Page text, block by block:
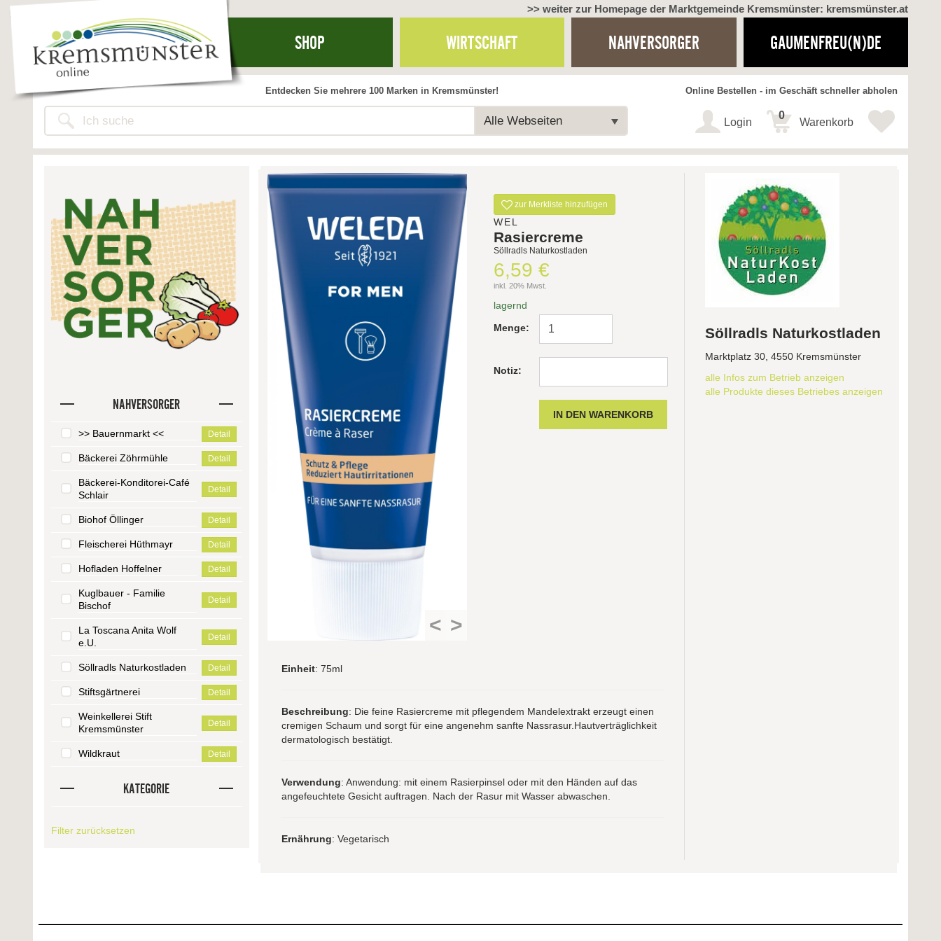
>> weiter zur Homepage der Marktgemeinde Kremsmünster: kremsmünster.at
SHOP WIRTSCHAFT NAHVERSORGER GAUMENFREU(N)DE
Alle Webseiten
Entdecken Sie mehrere 100 Marken in Kremsmünster! Online Bestellen - im Geschäft schneller abholen
Login Warenkorb
0
NAHVERSORGER
>> Bauernmarkt << Detail
Bäckerei Zöhrmühle Detail
Bäckerei-Konditorei-Café
Schlair
Detail
Biohof Öllinger Detail
Fleischerei Hüthmayr Detail
Hofladen Hoffelner Detail
Kuglbauer - Familie
Bischof
Detail
La Toscana Anita Wolf
e.U.
Detail
Söllradls Naturkostladen Detail
Stiftsgärtnerei Detail
Weinkellerei Stift
Kremsmünster
Detail
Wildkraut Detail
KATEGORIE
Filter zurücksetzen
< >
zur Merkliste hinzufügen
WEL
Rasiercreme
Söllradls Naturkostladen
6,59 €
inkl. 20% Mwst.
lagernd
Menge:
Notiz:
Einheit: 75ml
Beschreibung: Die feine Rasiercreme mit pflegendem Mandelextrakt erzeugt einen
cremigen Schaum und sorgt für eine angenehm sanfte Nassrasur.Hautverträglichkeit
dermatologisch bestätigt.
Verwendung: Anwendung: mit einem Rasierpinsel oder mit den Händen auf das
angefeuchtete Gesicht auftragen. Nach der Rasur mit Wasser abwaschen.
Ernährung: Vegetarisch
Söllradls Naturkostladen
Marktplatz 30, 4550 Kremsmünster
alle Infos zum Betrieb anzeigen
alle Produkte dieses Betriebes anzeigen